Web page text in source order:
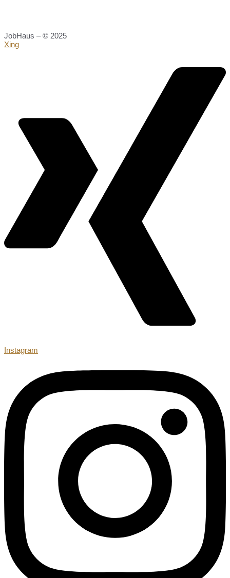
JobHaus – © 2025
Xing
Instagram